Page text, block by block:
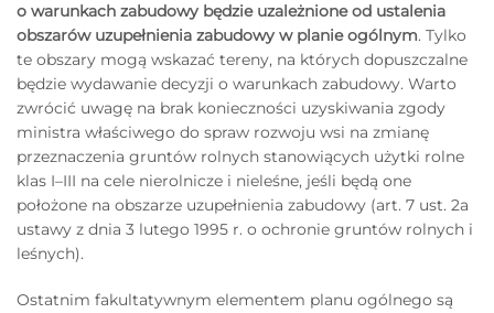
o warunkach zabudowy będzie uzależnione od ustalenia
obszarów uzupełnienia zabudowy w planie ogólnym. Tylko
te obszary mogą wskazać tereny, na których dopuszczalne
będzie wydawanie decyzji o warunkach zabudowy. Warto
zwrócić uwagę na brak konieczności uzyskiwania zgody
ministra właściwego do spraw rozwoju wsi na zmianę
przeznaczenia gruntów rolnych stanowiących użytki rolne
klas I–III na cele nierolnicze i nieleśne, jeśli będą one
położone na obszarze uzupełnienia zabudowy (art. 7 ust. 2a
ustawy z dnia 3 lutego 1995 r. o ochronie gruntów rolnych i
leśnych).
Ostatnim fakultatywnym elementem planu ogólnego są